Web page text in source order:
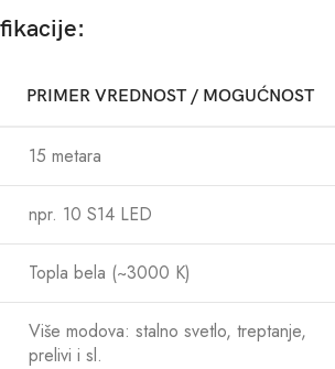
PRIMER VREDNOST / MOGUĆNOST
15 metara
npr. 10 S14 LED
Topla bela (~3000 K)
Više modova: stalno svetlo, treptanje,
prelivi i sl.